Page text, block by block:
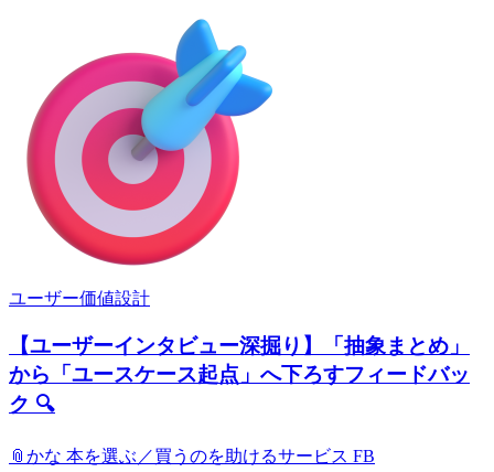
ユーザー価値設計
【ユーザーインタビュー深掘り】「抽象まとめ」
から「ユースケース起点」へ下ろすフィードバッ
ク 🔍
📎 かな 本を選ぶ／買うのを助けるサービス FB